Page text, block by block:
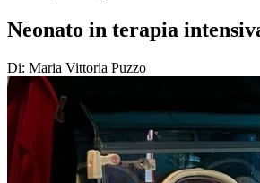
Neonato in terapia
Di: Maria Vittoria Puzzo